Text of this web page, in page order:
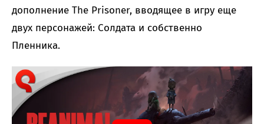
дополнение The Prisoner, вводящее в игру еще
двух персонажей: Солдата и собственно
Пленника.